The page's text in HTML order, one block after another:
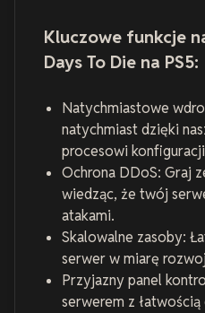
Kluczowe funkcje
Days To Die na PS5:
Natychmiastowe
natychmiast dzięki
procesowi
Ochrona DDoS: Graj
wiedząc, że twój
atakami.
Skalowalne zasoby:
serwer w miarę
Przyjazny panel
serwerem z